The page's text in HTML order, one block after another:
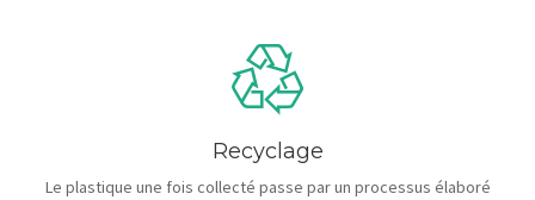
Recyclage
Le plastique une fois collecté passe par un processus élaboré